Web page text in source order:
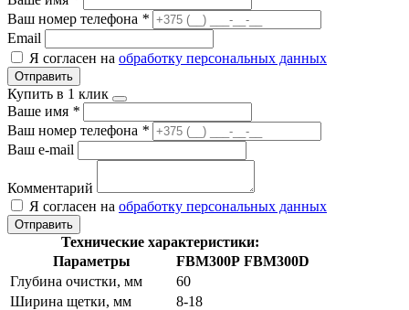
Ваш номер телефона *
Email
Я согласен на обработку персональных данных
Отправить
Купить в 1 клик
Ваше имя *
Ваш номер телефона *
Ваш e-mail
Комментарий
Я согласен на обработку персональных данных
Отправить
Технические характеристики:
Параметры
FBM300P FBM300D
Глубина очистки, мм
60
Ширина щетки, мм
8-18